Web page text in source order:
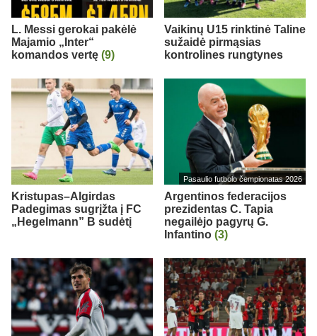
L. Messi gerokai pakėlė
Majamio „Inter“
komandos vertę (9)
Vaikinų U15 rinktinė Taline
sužaidė pirmąsias
kontrolines rungtynes
Kristupas–Algirdas
Padegimas sugrįžta į FC
„Hegelmann” B sudėtį
Pasaulio futbolo čempionatas 2026
Argentinos federacijos
prezidentas C. Tapia
negailėjo pagyrų G.
Infantino (3)